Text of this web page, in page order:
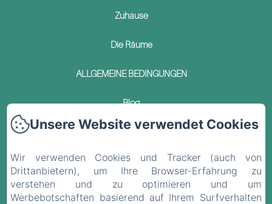
Zuhause
Die Räume
ALLGEMEINE BEDINGUNGEN
Blog
Kontakt
Datenschutzerklärung
Rechtliche Informationen
Unsere Website verwendet Cookies
Wir verwenden Cookies und Tracker (auch von
Drittanbietern), um Ihre Browser-Erfahrung zu
verstehen und zu optimieren und um
Werbebotschaften basierend auf Ihrem Surfverhalten